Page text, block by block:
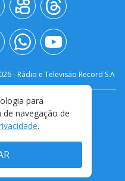
- Rádio e Televisão Record S.A
PRIVACIDADE
DE USO
para
navegação de
.